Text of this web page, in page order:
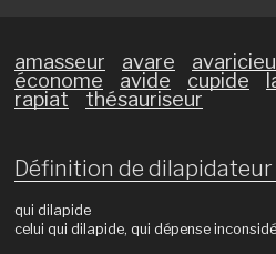
amasseur avare
économe
avide cupide
rapiat
thésauriseur
Définition de dilapidateur
qui dilapide
celui qui dilapide, qui dépense